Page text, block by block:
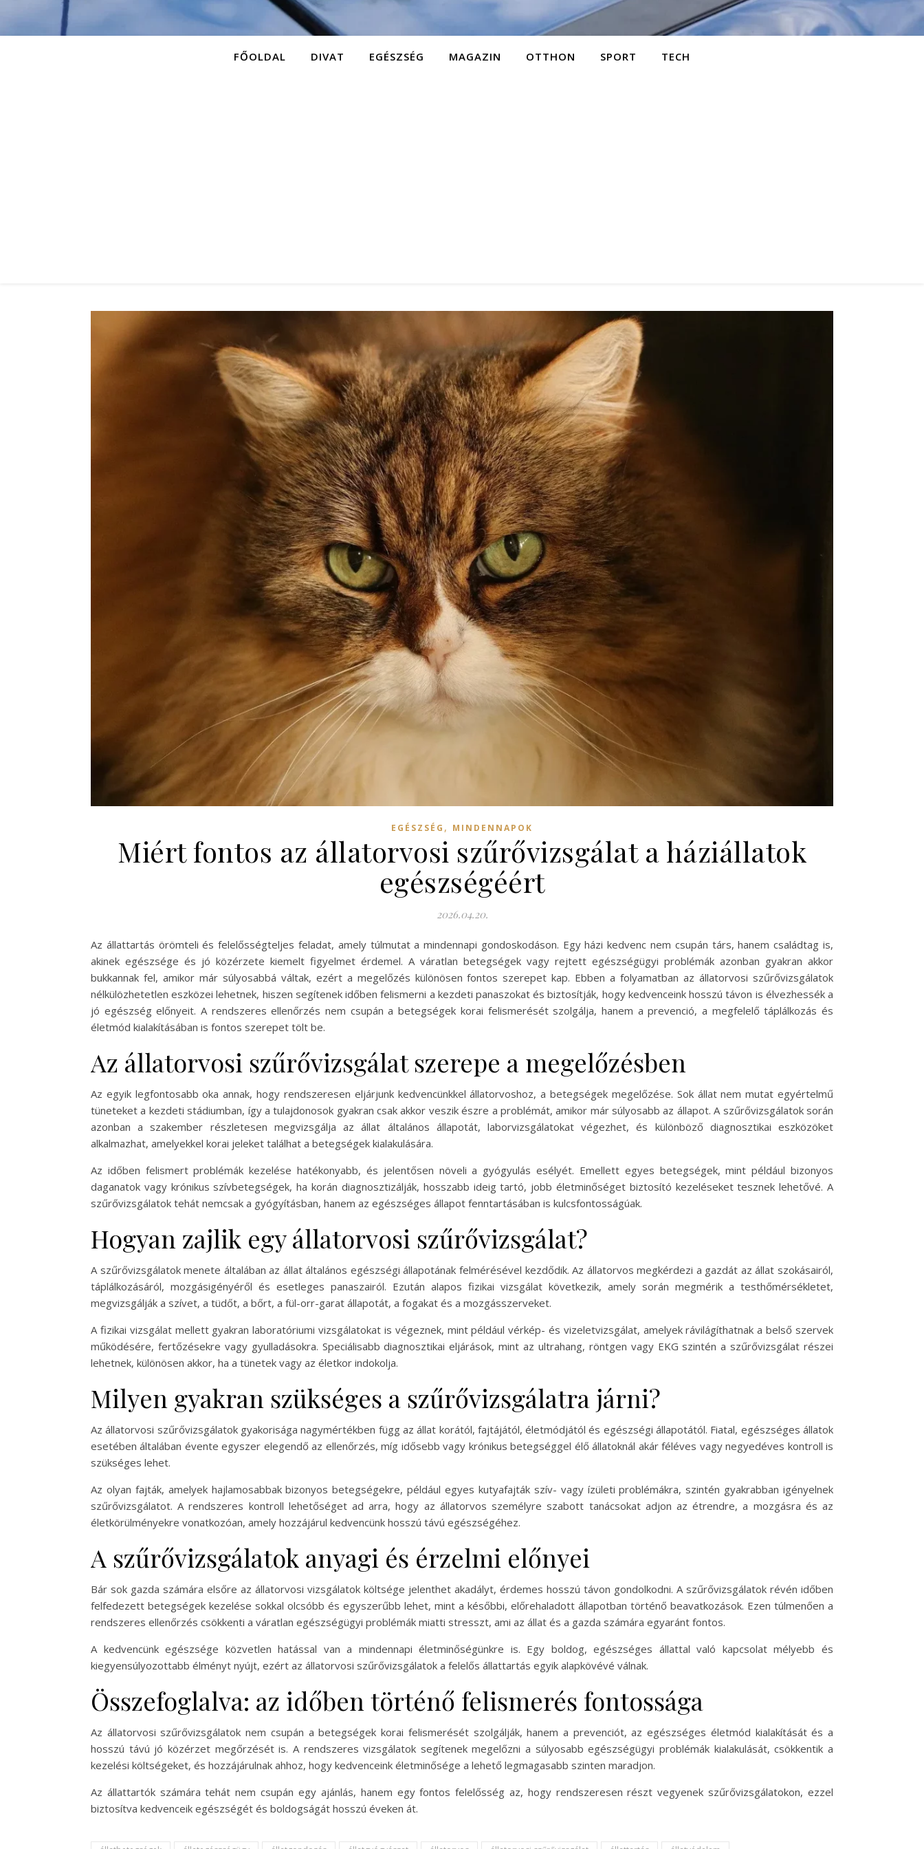
FŐOLDAL DIVAT EGÉSZSÉG MAGAZIN OTTHON SPORT TECH
EGÉSZSÉG , MINDENNAPOK
Miért fontos az állatorvosi szűrővizsgálat a háziállatok
egészségéért
2026.04.20.
Az állattartás örömteli és felelősségteljes feladat, amely túlmutat a mindennapi gondoskodáson. Egy házi kedvenc nem csupán társ, hanem családtag is,
akinek egészsége és jó közérzete kiemelt figyelmet érdemel. A váratlan betegségek vagy rejtett egészségügyi problémák azonban gyakran akkor
bukkannak fel, amikor már súlyosabbá váltak, ezért a megelőzés különösen fontos szerepet kap. Ebben a folyamatban az állatorvosi szűrővizsgálatok
nélkülözhetetlen eszközei lehetnek, hiszen segítenek időben felismerni a kezdeti panaszokat és biztosítják, hogy kedvenceink hosszú távon is élvezhessék a
jó egészség előnyeit. A rendszeres ellenőrzés nem csupán a betegségek korai felismerését szolgálja, hanem a prevenció, a megfelelő táplálkozás és
életmód kialakításában is fontos szerepet tölt be.
Az állatorvosi szűrővizsgálat szerepe a megelőzésben
Az egyik legfontosabb oka annak, hogy rendszeresen eljárjunk kedvencünkkel állatorvoshoz, a betegségek megelőzése. Sok állat nem mutat egyértelmű
tüneteket a kezdeti stádiumban, így a tulajdonosok gyakran csak akkor veszik észre a problémát, amikor már súlyosabb az állapot. A szűrővizsgálatok során
azonban a szakember részletesen megvizsgálja az állat általános állapotát, laborvizsgálatokat végezhet, és különböző diagnosztikai eszközöket
alkalmazhat, amelyekkel korai jeleket találhat a betegségek kialakulására.
Az időben felismert problémák kezelése hatékonyabb, és jelentősen növeli a gyógyulás esélyét. Emellett egyes betegségek, mint például bizonyos
daganatok vagy krónikus szívbetegségek, ha korán diagnosztizálják, hosszabb ideig tartó, jobb életminőséget biztosító kezeléseket tesznek lehetővé. A
szűrővizsgálatok tehát nemcsak a gyógyításban, hanem az egészséges állapot fenntartásában is kulcsfontosságúak.
Hogyan zajlik egy állatorvosi szűrővizsgálat?
A szűrővizsgálatok menete általában az állat általános egészségi állapotának felmérésével kezdődik. Az állatorvos megkérdezi a gazdát az állat szokásairól,
táplálkozásáról, mozgásigényéről és esetleges panaszairól. Ezután alapos fizikai vizsgálat következik, amely során megmérik a testhőmérsékletet,
megvizsgálják a szívet, a tüdőt, a bőrt, a fül-orr-garat állapotát, a fogakat és a mozgásszerveket.
A fizikai vizsgálat mellett gyakran laboratóriumi vizsgálatokat is végeznek, mint például vérkép- és vizeletvizsgálat, amelyek rávilágíthatnak a belső szervek
működésére, fertőzésekre vagy gyulladásokra. Speciálisabb diagnosztikai eljárások, mint az ultrahang, röntgen vagy EKG szintén a szűrővizsgálat részei
lehetnek, különösen akkor, ha a tünetek vagy az életkor indokolja.
Milyen gyakran szükséges a szűrővizsgálatra járni?
Az állatorvosi szűrővizsgálatok gyakorisága nagymértékben függ az állat korától, fajtájától, életmódjától és egészségi állapotától. Fiatal, egészséges állatok
esetében általában évente egyszer elegendő az ellenőrzés, míg idősebb vagy krónikus betegséggel élő állatoknál akár féléves vagy negyedéves kontroll is
szükséges lehet.
Az olyan fajták, amelyek hajlamosabbak bizonyos betegségekre, például egyes kutyafajták szív- vagy ízületi problémákra, szintén gyakrabban igényelnek
szűrővizsgálatot. A rendszeres kontroll lehetőséget ad arra, hogy az állatorvos személyre szabott tanácsokat adjon az étrendre, a mozgásra és az
életkörülményekre vonatkozóan, amely hozzájárul kedvencünk hosszú távú egészségéhez.
A szűrővizsgálatok anyagi és érzelmi előnyei
Bár sok gazda számára elsőre az állatorvosi vizsgálatok költsége jelenthet akadályt, érdemes hosszú távon gondolkodni. A szűrővizsgálatok révén időben
felfedezett betegségek kezelése sokkal olcsóbb és egyszerűbb lehet, mint a későbbi, előrehaladott állapotban történő beavatkozások. Ezen túlmenően a
rendszeres ellenőrzés csökkenti a váratlan egészségügyi problémák miatti stresszt, ami az állat és a gazda számára egyaránt fontos.
A kedvencünk egészsége közvetlen hatással van a mindennapi életminőségünkre is. Egy boldog, egészséges állattal való kapcsolat mélyebb és
kiegyensúlyozottabb élményt nyújt, ezért az állatorvosi szűrővizsgálatok a felelős állattartás egyik alapkövévé válnak.
Összefoglalva: az időben történő felismerés fontossága
Az állatorvosi szűrővizsgálatok nem csupán a betegségek korai felismerését szolgálják, hanem a prevenciót, az egészséges életmód kialakítását és a
hosszú távú jó közérzet megőrzését is. A rendszeres vizsgálatok segítenek megelőzni a súlyosabb egészségügyi problémák kialakulását, csökkentik a
kezelési költségeket, és hozzájárulnak ahhoz, hogy kedvenceink életminősége a lehető legmagasabb szinten maradjon.
Az állattartók számára tehát nem csupán egy ajánlás, hanem egy fontos felelősség az, hogy rendszeresen részt vegyenek szűrővizsgálatokon, ezzel
biztosítva kedvenceik egészségét és boldogságát hosszú éveken át.